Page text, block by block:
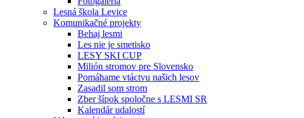
Lesná škola Levice
Komunikačné projekty
Behaj lesmi
Les nie je smetisko
LESY SKI CUP
Milión stromov pre Slovensko
Pomáhame vtáctvu našich lesov
Zasadil som strom
Zber šípok spoločne s LESMI SR
Kalendár udalostí